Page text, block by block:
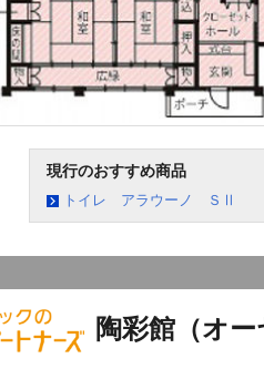
現行のおすすめ商品
トイレ アラウーノ ＳⅡ
陶彩館（オー